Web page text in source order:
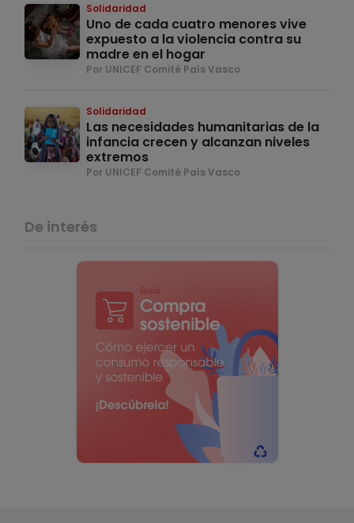
Solidaridad
Uno de cada cuatro menores vive
expuesto a la violencia contra su
madre en el hogar
Por UNICEF Comité País Vasco
Solidaridad
Las necesidades humanitarias de la
infancia crecen y alcanzan niveles
extremos
Por UNICEF Comité País Vasco
De interés